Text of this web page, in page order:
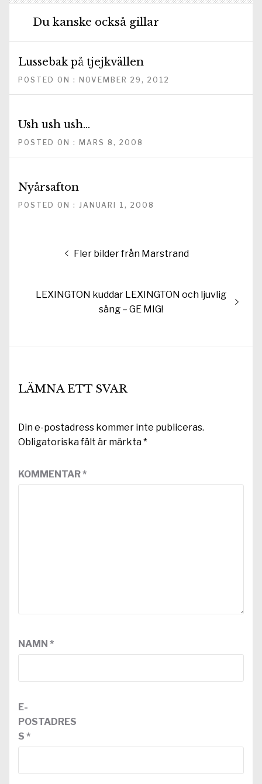
Du kanske också gillar
Lussebak på tjejkvällen
POSTED ON : NOVEMBER 29, 2012
Ush ush ush…
POSTED ON : MARS 8, 2008
Nyårsafton
POSTED ON : JANUARI 1, 2008
Inläggsnavigering
Föregående
Fler bilder från Marstrand
Nästa
LEXINGTON kuddar LEXINGTON och ljuvlig
säng – GE MIG!
LÄMNA ETT SVAR
Din e-postadress kommer inte publiceras.
Obligatoriska fält är märkta*
KOMMENTAR*
NAMN *
E-
POSTADRES
S *